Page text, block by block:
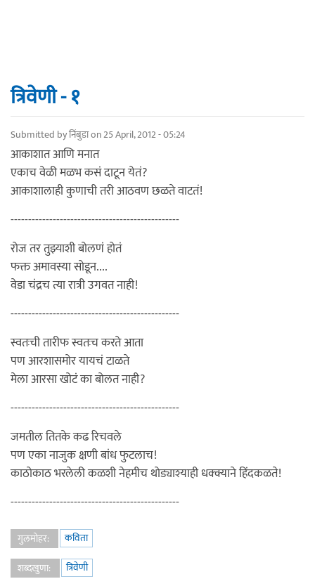
त्रिवेणी - १
Submitted byनिंबुडाon 25 April, 2012 - 05:24
आकाशात आणि मनात
एकाच वेळी मळभ कसं दाटून येतं?
आकाशालाही कुणाची तरी आठवण छळते वाटतं!
------------------------------------------------
रोज तर तुझ्याशी बोलणं होतं
फक्त अमावस्या सोडून....
वेडा चंद्रच त्या रात्री उगवत नाही!
------------------------------------------------
स्वतःची तारीफ स्वतःच करते आता
पण आरशासमोर यायचं टाळते
मेला आरसा खोटं का बोलत नाही?
------------------------------------------------
जमतील तितके कढ रिचवले
पण एका नाजुक क्षणी बांध फुटलाच!
काठोकाठ भरलेली कळशी नेहमीच थोड्याश्याही धक्क्याने हिंदकळते!
------------------------------------------------
गुलमोहर:
कविता
शब्दखुणा:
त्रिवेणी